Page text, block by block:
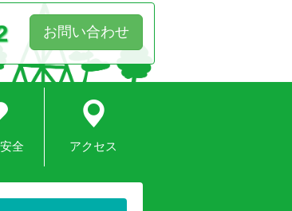
全 アクセス
お問い合わせ